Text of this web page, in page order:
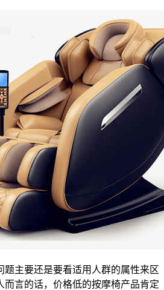
题主要还是要看适用人群的属性来区
而言的话，价格低的按摩椅产品肯定